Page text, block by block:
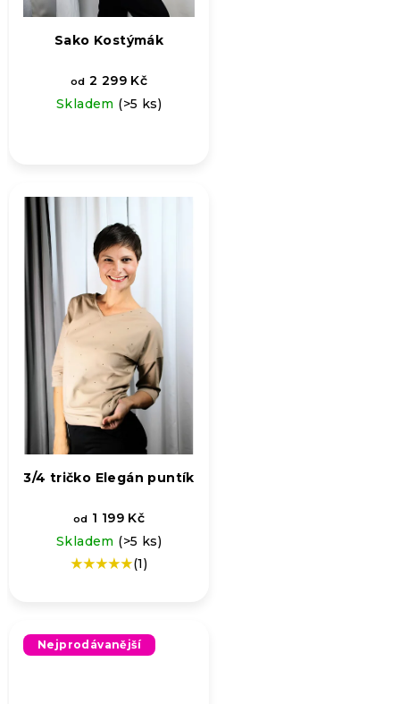
Sako Kostýmák
od 2 299 Kč
Skladem (>5 ks)
3/4 tričko Elegán puntík
od 1 199 Kč
Skladem (>5 ks)
Průměrné
5,0
z
(1)
Nejprodávanější